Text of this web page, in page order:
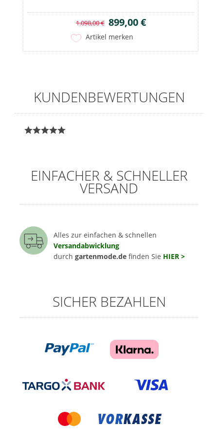
Artikel merken
1.098,00 € 899,00 €
KUNDENBEWERTUNGEN
EINFACHER & SCHNELLER
VERSAND
Alles zur einfachen & schnellen
Versandabwicklung
durch gartenmode.de finden Sie HIER >
SICHER BEZAHLEN